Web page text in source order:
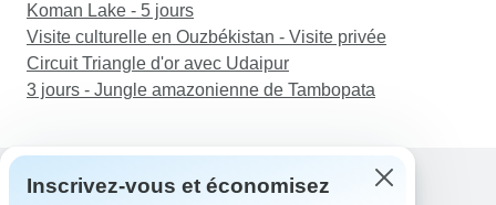
Koman Lake - 5 jours
Visite culturelle en Ouzbékistan - Visite privée
Circuit Triangle d'or avec Udaipur
3 jours - Jungle amazonienne de Tambopata
Inscrivez-vous et économisez